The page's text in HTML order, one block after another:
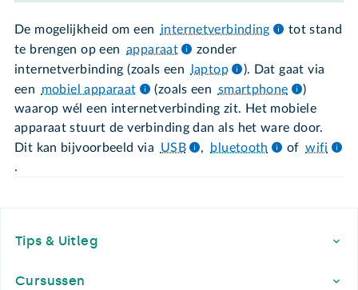
De mogelijkheid om een internetverbinding
tot stand
te brengen op een apparaat
zonder
internetverbinding (zoals een
laptop
). Dat gaat via
een
mobiel apparaat (zoals een smartphone
)
waarop wél een internetverbinding zit. Het mobiele
apparaat stuurt de verbinding dan als het ware door.
Dit kan bijvoorbeeld via
USB , bluetooth of wifi
.
Tips & Uitleg
Cursussen